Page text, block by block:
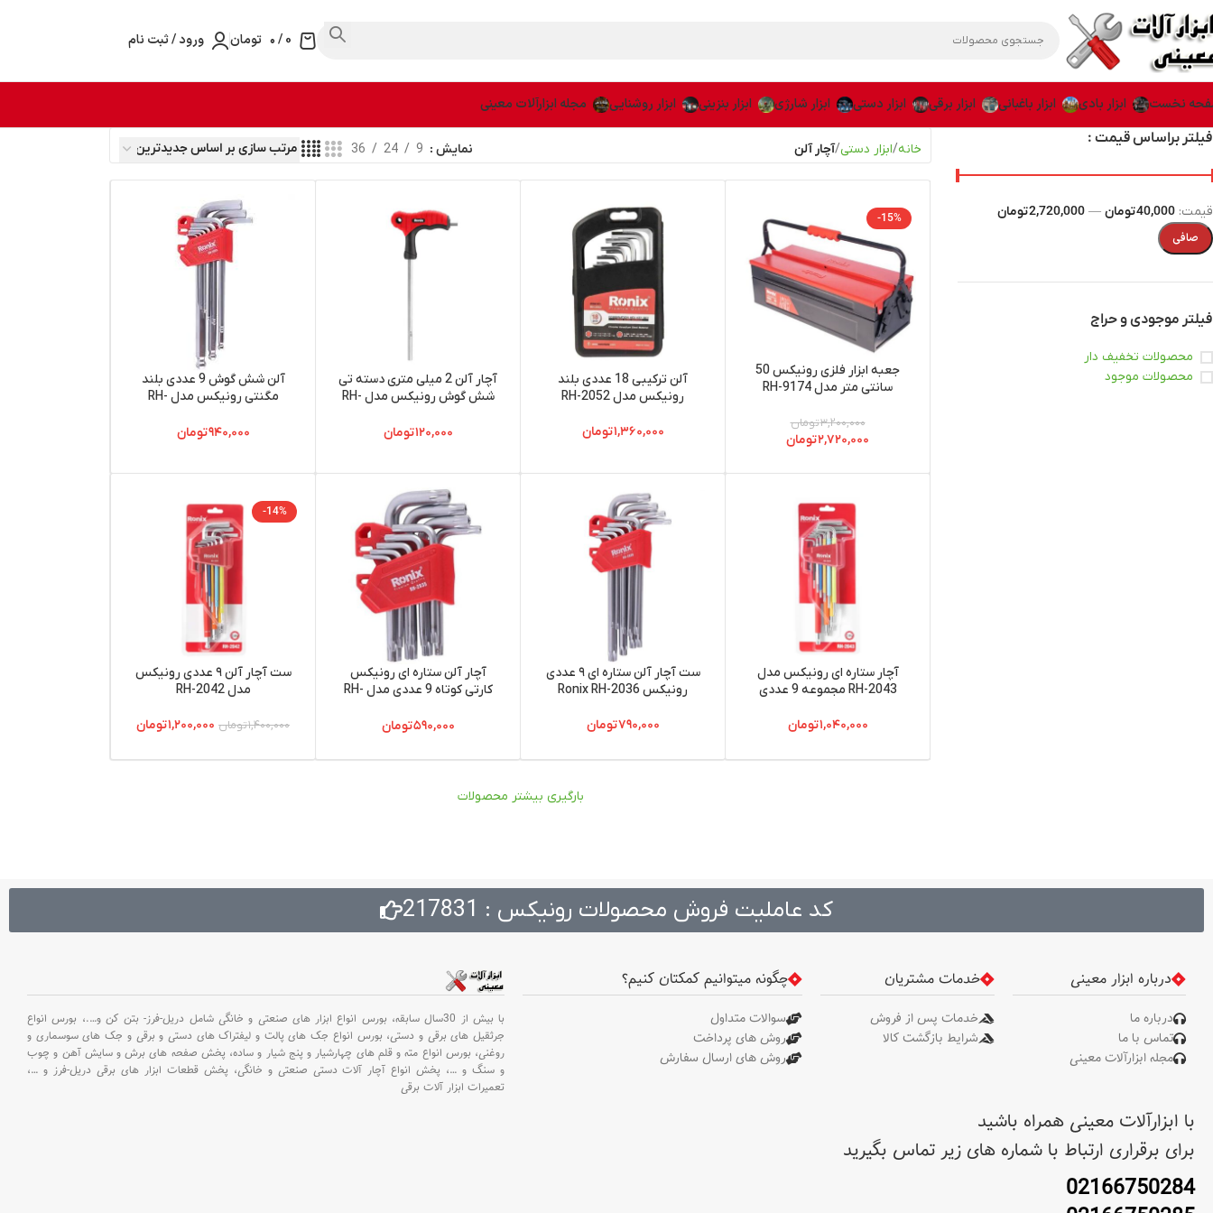
0
/۰ تومان ورود / ثبت نام
نخست ابزار بادی ابزار باغبانی ابزار برقی ابزار دستی ابزار شارژی ابزار بنزینی ابزار روشنایی مجله ابزارآلات معینی
فیلتر براساس قیمت :
صافی
قيمت: 40,000 تومان — 2,720,000 تومان
فیلتر موجودی و حراج
محصولات تخفیف دار
محصولات موجود
خانه ابزار دستی آچار آلن نمایش 9
24
36
-15%
جعبه ابزار فلزی رونیکس 50
سانتی متر مدل RH-9174
۳,۲۰۰,۰۰۰تومان
۲,۷۲۰,۰۰۰تومان
آلن ترکیبی 18 عددی بلند
رونیکس مدل RH-2052
۱,۳۶۰,۰۰۰تومان
آچار آلن 2 میلی متری دسته تی
شش گوش رونیکس مدل RH-
۱۲۰,۰۰۰تومان
آلن شش گوش 9 عددی بلند
مگنتی رونیکس مدل RH-
۹۴۰,۰۰۰تومان
آچار ستاره ای رونیکس مدل
RH-2043 مجموعه 9 عددی
۱,۰۴۰,۰۰۰تومان
ست آچار آلن ستاره ای ۹ عددی
رونیکس Ronix RH-2036
۷۹۰,۰۰۰تومان
آچار آلن ستاره ای رونیکس
کارتی کوتاه 9 عددی مدل RH-
۵۹۰,۰۰۰تومان
-14%
ست آچار آلن ۹ عددی رونیکس
مدل RH-2042
۱,۴۰۰,۰۰۰تومان ۱,۲۰۰,۰۰۰تومان
بارگیری بیشتر محصولات
کد عاملیت فروش محصولات رونیکس : 217831
درباره ابزار معینی
درباره ما
تماس با ما
مجله ابزارآلات معینی
خدمات مشتریان
خدمات پس از فروش
شرایط بازگشت کالا
چگونه میتوانیم کمکتان کنیم؟
سوالات متداول
روش های پرداخت
روش های ارسال سفارش
با بیش از 30سال سابقه، بورس انواع ابزار های صنعتی و خانگی شامل دریل-فرز- بتن کن و….، بورس انواع
جرثقیل های برقی و دستی، بورس انواع جک های پالت و لیفتراک های دستی و برقی و جک های سوسماری و
روغنی، بورس انواع مته و قلم های چهارشیار و پنج شیار و ساده، پخش صفحه های برش و سایش آهن و چوب
و سنگ و…، پخش انواع آچار آلات دستی صنعتی و خانگی، پخش قطعات ابزار های برقی دریل-فرز و …،
تعمیرات ابزار آلات برقی
با ابزارآلات معینی همراه باشید
برای برقراری ارتباط با شماره های زیر تماس بگیرید
02166750284